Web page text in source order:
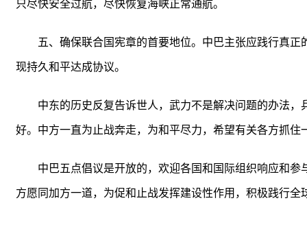
只尽快安全过航，尽快恢复海峡正常通航。
五、确保联合国宪章的首要地位。中巴主张应践行真
现持久和平达成协议。
中东的历史反复告诉世人，武力不是解决问题的办法
好。中方一直为止战奔走，为和平尽力，希望有关各方抓
中巴五点倡议是开放的，欢迎各国和国际组织响应和
方愿同加方一道，为促和止战发挥建设性作用，积极践行